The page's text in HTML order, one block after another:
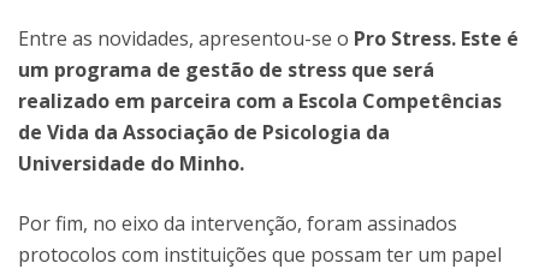
Entre as novidades, apresentou-se o Pro Stress. Este é
um programa de gestão de stress que será
realizado em parceira com a Escola Competências
de Vida da Associação de Psicologia da
Universidade do Minho.
Por fim, no eixo da intervenção, foram assinados
protocolos com instituições que possam ter um papel